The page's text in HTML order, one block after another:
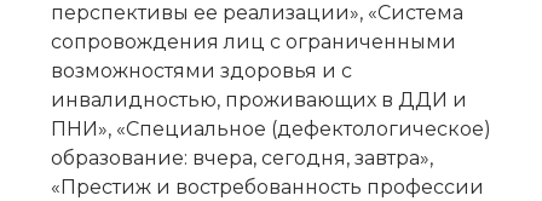
перспективы ее реализации», «Система
сопровождения лиц с ограниченными
возможностями здоровья и с
инвалидностью, проживающих в ДДИ и
ПНИ», «Специальное (дефектологическое)
образование: вчера, сегодня, завтра»,
«Престиж и востребованность профессии